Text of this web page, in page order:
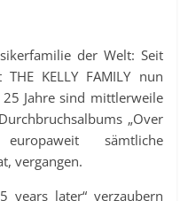
der Welt: Seit
KELLY FAMILY nun
Jahre sind mittlerweile
„Over
sämtliche
vergangen.
years later“ verzaubern